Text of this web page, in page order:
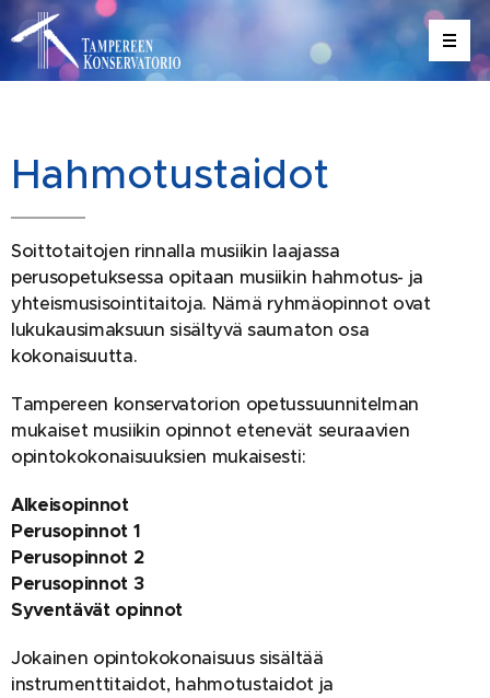
Hahmotustaidot
Soittotaitojen rinnalla musiikin laajassa
perusopetuksessa opitaan musiikin hahmotus- ja
yhteismusisointitaitoja. Nämä ryhmäopinnot ovat
lukukausimaksuun sisältyvä saumaton osa
kokonaisuutta.
Tampereen konservatorion opetussuunnitelman
mukaiset musiikin opinnot etenevät seuraavien
opintokokonaisuuksien mukaisesti:
Alkeisopinnot
Perusopinnot 1
Perusopinnot 2
Perusopinnot 3
Syventävät opinnot
Jokainen opintokokonaisuus sisältää
instrumenttitaidot, hahmotustaidot ja